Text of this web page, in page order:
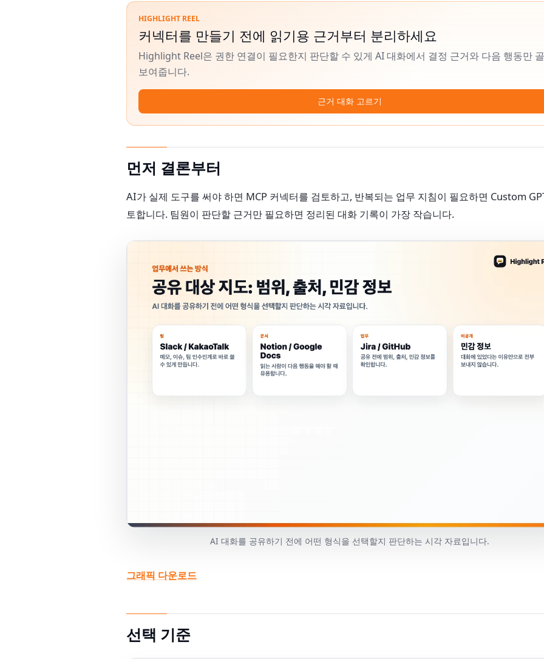
HIGHLIGHT REEL
커넥터를 만들기 전에 읽기용 근거부터 분리하세요
Highlight Reel은 권한 연결이 필요한지 판단할 수 있게 AI 대화에서 결정 근거와 다음 행동만
보여줍니다.
근거 대화 고르기
먼저 결론부터
AI가 실제 도구를 써야 하면 MCP 커넥터를 검토하고, 반복되는 업무 지침이 필요하면 Custom
토합니다. 팀원이 판단할 근거만 필요하면 정리된 대화 기록이 가장 작습니다.
AI 대화를 공유하기 전에 어떤 형식을 선택할지 판단하는 시각 자료입니다.
그래픽 다운로드
선택 기준